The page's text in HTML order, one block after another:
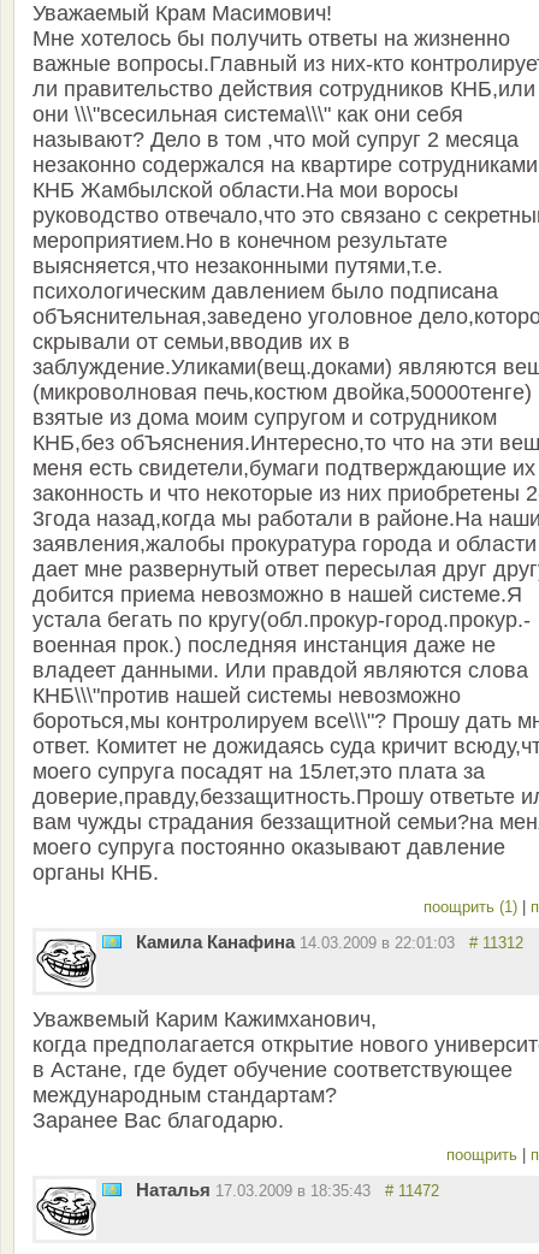
Уважаемый Крам Масимович!
Мне хотелось бы получить ответы на жизненно
важные вопросы.Главный из них-кто
ли правительство действия сотрудников КНБ,или
они \\\"всесильная система\\\" как они себя
называют? Дело в том ,что мой супруг 2 месяца
незаконно содержался на квартире сотрудниками
КНБ Жамбылской области.На мои воросы
руководство отвечало,что это связано с
мероприятием.Но в конечном результате
выясняется,что незаконными путями,т.е.
психологическим давлением было подписана
обЪяснительная,заведено уголовное
скрывали от семьи,вводив их в
заблуждение.Уликами(вещ.доками) являются
(микроволновая печь,костюм двойка,50000тенге)
взятые из дома моим супругом и сотрудником
КНБ,без обЪяснения.Интересно,то что на эти
меня есть свидетели,бумаги подтверждающие их
законность и что некоторые из них приобретены
3года назад,когда мы работали в районе.На
заявления,жалобы прокуратура города и
дает мне развернутый ответ пересылая друг
добится приема невозможно в нашей системе.Я
устала бегать по кругу(обл.прокур-город.прокур.-
военная прок.) последняя инстанция даже не
владеет данными. Или правдой являются слова
КНБ\\\"против нашей системы невозможно
бороться,мы контролируем все\\\"? Прошу дать
ответ. Комитет не дожидаясь суда кричит
моего супруга посадят на 15лет,это плата за
доверие,правду,беззащитность.Прошу ответьте
вам чужды страдания беззащитной семьи?на
моего супруга постоянно оказывают давление
органы КНБ.
поощрить (1)
Камила Канафина 14.03.2009 в 22:01:03 # 11312
Уважвемый Карим Кажимханович,
когда предполагается открытие нового
в Астане, где будет обучение соответствующее
международным стандартам?
Заранее Вас благодарю.
поощрить
Наталья 17.03.2009 в 18:35:43 # 11472